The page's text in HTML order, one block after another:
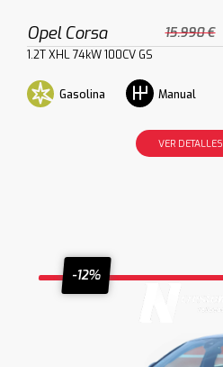
Opel Corsa 15.990 €
1.2T XHL 74kW 100CV GS
Gasolina Manual
VER DETALLES
-12%